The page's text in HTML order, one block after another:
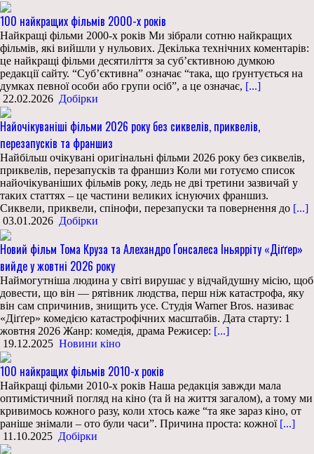
100 найкращих фільмів 2000-х років
Найкращі фільми 2000-х років Ми зібрали сотню найкращих
фільмів, які вийшли у нульових. Декілька технічних коментарів:
це найкращі фільми десятиліття за суб’єктивною думкою
редакції сайту. “Суб’єктивна” означає “така, що ґрунтується на
думках певної особи або групи осіб”, а це означає, [...]
22.02.2026 Добірки
Найочікуваніші фільми 2026 року без сиквелів, приквелів,
перезапусків та франшиз
Найбільш очікувані оригінальні фільми 2026 року без сиквелів,
приквелів, перезапусків та франшиз Коли ми готуємо список
найочікуваніших фільмів року, ледь не дві третини зазвичай у
таких статтях – це частини великих існуючих франшиз.
Сиквели, приквели, спінофи, перезапуски та повернення до [...]
03.01.2026 Добірки
Новий фільм Тома Круза та Алехандро Ґонсалеса Іньярріту «Діґґер»
вийде у жовтні 2026 року
Наймогутніша людина у світі вирушає у відчайдушну місію, щоб
довести, що він — рятівник людства, перш ніж катастрофа, яку
він сам спричинив, знищить усе. Студія Warner Bros. називає
«Діґґер» комедією катастрофічних масштабів. Дата старту: 1
жовтня 2026 Жанр: комедія, драма Режисер: [...]
19.12.2025 Новини кіно
100 найкращих фільмів 2010-х років
Найкращі фільми 2010-х років Наша редакція завжди мала
оптимістичний погляд на кіно (та й на життя загалом), а тому ми
кривимось кожного разу, коли хтось каже “та яке зараз кіно, от
раніше знімали – ото були часи”. Причина проста: кожної[...]
11.10.2025 Добірки